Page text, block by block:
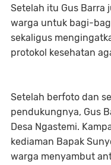
Setelah itu Gus
warga untuk bagi-
sekaligus
protokol kesehatan
Setelah berfoto dan
pendukungnya, Gus
Desa Ngastemi.
kediaman Bapak
warga menyambut